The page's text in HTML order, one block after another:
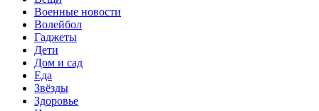
Военные новости
Волейбол
Гаджеты
Дети
Дом и сад
Еда
Звёзды
Здоровье